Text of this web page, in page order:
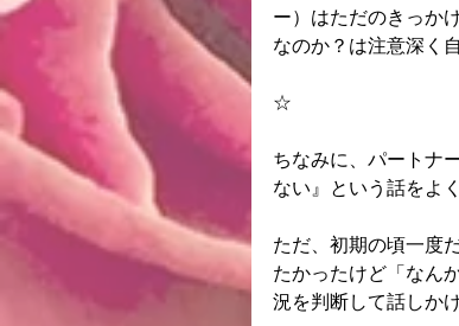
ー）はただのきっか
なのか？は注意深く
☆
ちなみに、パートナ
ない』という話をよ
ただ、初期の頃一度
たかったけど「なん
況を判断して話しか